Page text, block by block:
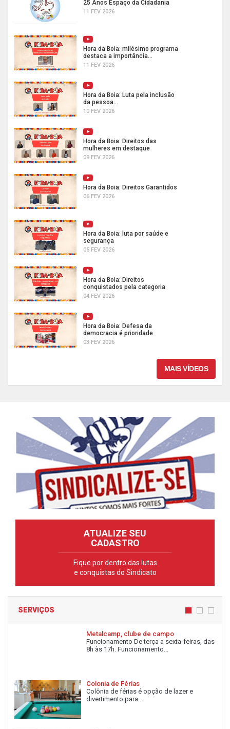
25 Anos Espaço da Cidadania
11 FEV 2026
Hora da Boia: milésimo programa
destaca a importância...
11 FEV 2026
Hora da Boia: Luta pela inclusão
da pessoa...
10 FEV 2026
Hora da Boia: Direitos das
mulheres em destaque
09 FEV 2026
Hora da Boia: Direitos Garantidos
06 FEV 2026
Hora da Boia: luta por saúde e
segurança
05 FEV 2026
Hora da Boia: Direitos
conquistados pela categoria
04 FEV 2026
Hora da Boia: Defesa da
democracia é prioridade
03 FEV 2026
MAIS VÍDEOS
ATUALIZE SEU
CADASTRO
Fique por dentro das lutas
e conquistas do Sindicato
SERVIÇOS
Metalcamp, clube de campo
Funcionamento De terça a sexta-feiras, das
8h às 17h. Funcionamento...
Colonia de Férias
Colônia de férias é opção de lazer e
divertimento para...